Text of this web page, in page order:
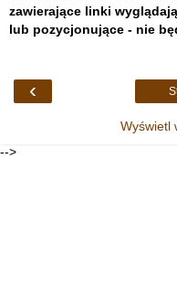
zawierające linki
lub pozycjonujące - nie
‹
Wyświetl
-->